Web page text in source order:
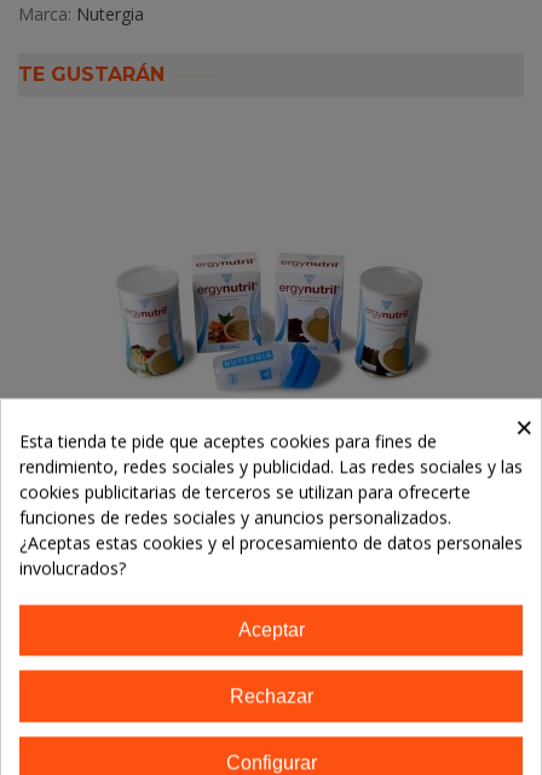
Marca: Nutergia
TE GUSTARÁN
ERGYNUTRIL Proteínas De Suero De
Leche
28,00 €
Añadir Al Carrito
×
Esta tienda te pide que aceptes cookies para fines de
rendimiento, redes sociales y publicidad. Las redes sociales y las
cookies publicitarias de terceros se utilizan para ofrecerte
funciones de redes sociales y anuncios personalizados.
¿Aceptas estas cookies y el procesamiento de datos personales
involucrados?
Aceptar
Rechazar
Configurar